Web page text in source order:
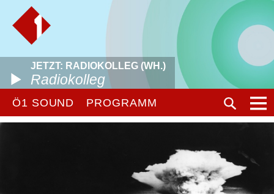
JETZT: RADIOKOLLEG (WH.)
Radiokolleg
Ö1 SOUND PROGRAMM